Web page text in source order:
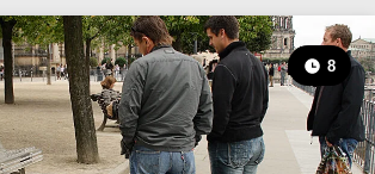
8